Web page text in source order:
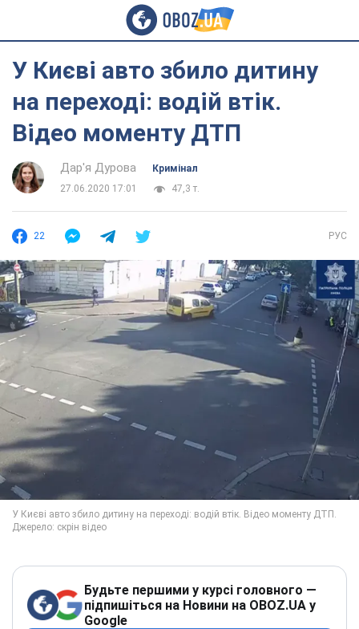
У Києві авто збило дитину
на переході: водій втік.
Відео моменту ДТП
Дар'я Дурова
Кримінал
27.06.2020 17:01
47,3 т.
22 РУС
Будьте першими у курсі головного —
підпишіться на Новини на OBOZ.UA у
Google